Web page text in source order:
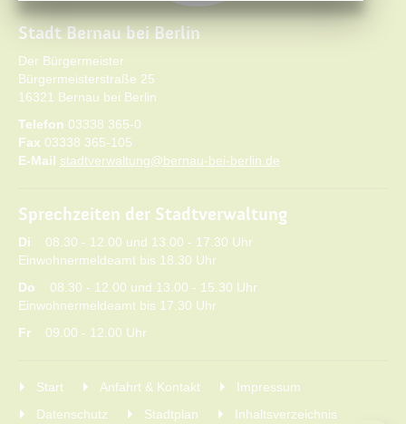
Stadt Bernau bei Berlin
Der Bürgermeister
Bürgermeisterstraße 25
16321 Bernau bei Berlin
Telefon 03338 365-0
Fax 03338 365-105
E-Mail stadtverwaltung@bernau-bei-berlin.de
Sprechzeiten der Stadtverwaltung
Di 08.30 - 12.00 und 13.00 - 17.30 Uhr
Einwohnermeldeamt bis 18.30 Uhr
Do 08.30 - 12.00 und 13.00 - 15.30 Uhr
Einwohnermeldeamt bis 17.30 Uhr
Fr 09.00 - 12.00 Uhr
Start Anfahrt & Kontakt
Impressum
Datenschutz
Stadtplan Inhaltsverzeichnis